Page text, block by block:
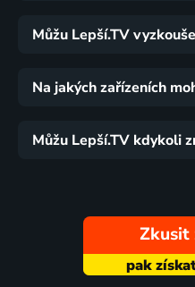
Můžu Lepší.TV
Na jakých zařízeních
Můžu Lepší.TV kdykoli
Zkusit